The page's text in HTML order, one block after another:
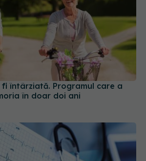
întârziată. Programul care a
în doar doi ani